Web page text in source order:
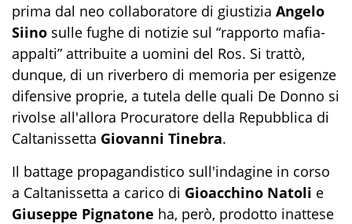
prima dal neo collaboratore di giustizia Angelo
Siino sulle fughe di notizie sul “rapporto mafia-
appalti” attribuite a uomini del Ros. Si trattò,
dunque, di un riverbero di memoria per esigenze
difensive proprie, a tutela delle quali De Donno si
rivolse all'allora Procuratore della Repubblica di
Caltanissetta Giovanni Tinebra.
Il battage propagandistico sull'indagine in corso
a Caltanissetta a carico di Gioacchino Natoli e
Giuseppe Pignatone ha, però, prodotto inattese